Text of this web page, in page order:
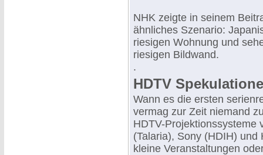
NHK zeigte in seinem
ähnliches Szenario:
riesigen Wohnung und
riesigen Bildwand.
.
HDTV
Wann es die ersten
vermag zur Zeit niemand
HDTV-Projektionssysteme
(Talaria), Sony (HDIH)
kleine Veranstaltungen